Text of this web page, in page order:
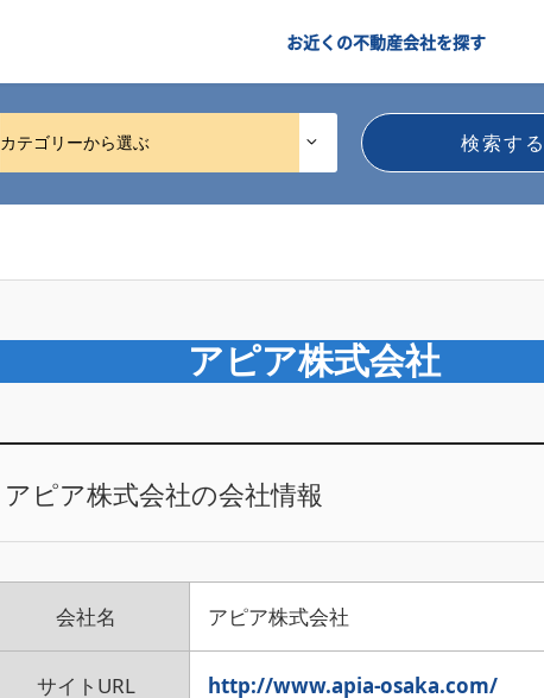
お近くの不動産会社を探す
カテゴリーから選ぶ
アピア株式会社
アピア株式会社の会社情報
会社名 アピア株式会社
サイトURL http://www.apia-osaka.com/